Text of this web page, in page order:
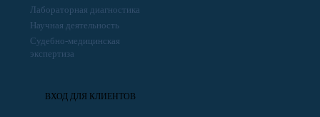
Лабораторная диагностика
Научная деятельность
Судебно-медицинская
экспертиза
ВХОД ДЛЯ КЛИЕНТОВ